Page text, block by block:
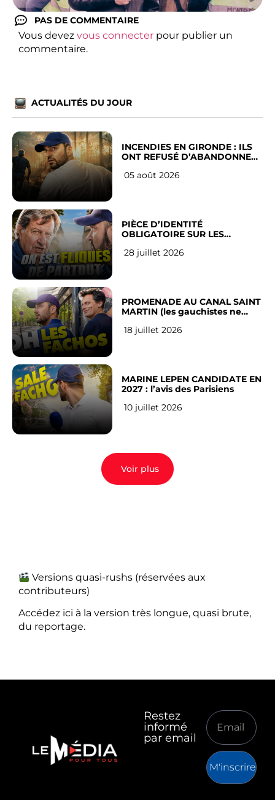
PAS DE COMMENTAIRE
Vous devez vous connecter pour publier un
commentaire.
ACTUALITÉS DU JOUR
INCENDIES EN GIRONDE : ILS
ONT REFUSÉ D’ABANDONNER
05 août 2026
PIÈCE D’IDENTITÉ
OBLIGATOIRE SUR LES
Français
28 juillet 2026
PROMENADE AU CANAL SAINT
MARTIN (les gauchistes ne
18 juillet 2026
MARINE LEPEN CANDIDATE EN
2027 : l’avis des Parisiens
10 juillet 2026
Voir plus
Versions quasi-rushs (réservées aux
contributeurs)
Accédez ici à la version très longue, quasi brute,
du reportage.
Restez
informé
par email
M'inscrire